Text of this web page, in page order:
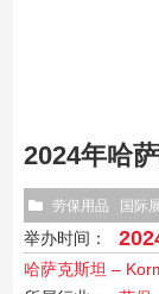
2024年哈
劳保用品 国际
举办时间：
哈萨克斯坦 –